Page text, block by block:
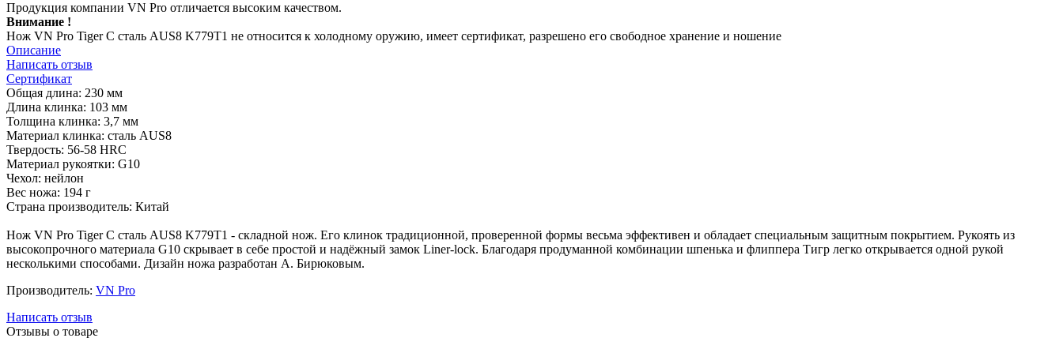
Продукция компании VN Pro отличается высоким качеством.
Внимание !
Нож VN Pro Tiger C сталь AUS8 K779T1 не относится к холодному оружию, имеет сертификат, разрешено его свободное хранение и ношение
Описание
Написать отзыв
Сертификат
Общая длина: 230 мм
Длина клинка: 103 мм
Толщина клинка: 3,7 мм
Материал клинка: сталь AUS8
Твердость: 56-58 HRC
Материал рукоятки: G10
Чехол: нейлон
Вес ножа: 194 г
Страна производитель: Китай
Нож VN Pro Tiger C сталь AUS8 K779T1 - складной нож. Его клинок традиционной, проверенной формы весьма эффективен и обладает специальным защитным покрытием. Рукоять из
высокопрочного материала G10 скрывает в себе простой и надёжный замок Liner-lock. Благодаря продуманной комбинации шпенька и флиппера Тигр легко открывается одной рукой
несколькими способами. Дизайн ножа разработан А. Бирюковым.
Производитель: VN Pro
Написать отзыв
Отзывы о товаре